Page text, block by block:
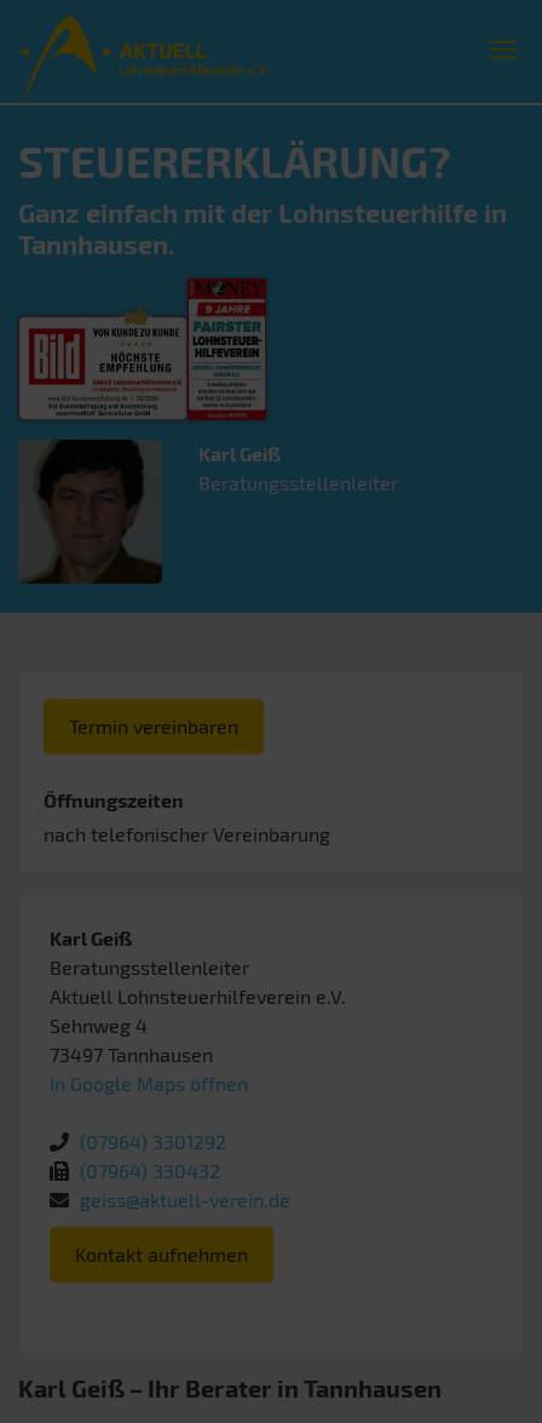
STEUERERKLÄRUNG?
Ganz einfach mit der Lohnsteuerhilfe in
Tannhausen.
Karl Geiß
Beratungsstellenleiter
Termin vereinbaren
Öffnungszeiten
nach telefonischer Vereinbarung
Karl Geiß
Beratungsstellenleiter
Aktuell Lohnsteuerhilfeverein e.V.
Sehnweg 4
73497 Tannhausen
In Google Maps öffnen
(07964) 3301292
(07964) 330432
geiss@aktuell-verein.de
Kontakt aufnehmen
Karl Geiß – Ihr Berater in Tannhausen